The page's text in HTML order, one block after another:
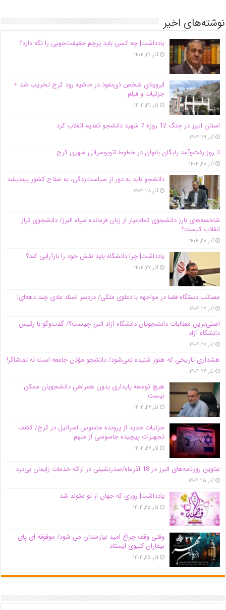
نوشته‌های اخیر
یادداشت| ‌چه کسی باید پرچم حقیقت‌جویی را نگه دارد؟
آذر ۲۹, ۱۴۰۴
اَبَر‌ویلای شخص ذی‌نفوذ در حاشیه‌ رود کرج تخریب شد +
جزئیات و فیلم
آذر ۲۹, ۱۴۰۴
استان البرز در جنگ 12 روزه 7 شهید دانشجو تقدیم انقلاب کرد
آذر ۲۹, ۱۴۰۴
3 روز رفت‌وآمد رایگان بانوان در خطوط اتوبوسرانی شهری کرج
آذر ۲۸, ۱۴۰۴
دانشجو باید به دور از سیاست‌زدگی، به صلاح کشور بیندیشد
آذر ۲۸, ۱۴۰۴
شاخصه‌های بارز دانشجوی تمام‌عیار از زبان فرمانده سپاه البرز/ دانشجوی تراز
انقلاب کیست؟
آذر ۲۸, ۱۴۰۴
یادداشت| چرا دانشگاه باید نقش خود را بازآرایی کند؟
آذر ۲۷, ۱۴۰۴
مصائب دستگاه قضا در مواجهه با دعاوی ملکی/ دردسر اسناد عادی چند‌ دهه‌ای!
آذر ۲۷, ۱۴۰۴
اصلی‌ترین مطالبات دانشجویان دانشگاه آزاد البرز چیست؟/ گفت‌وگو با رئیس
دانشگاه آز‌اد
آذر ۲۷, ۱۴۰۴
هشداری تاریخی که هنوز شنیده نمی‌شود/ دانشجو مؤذن جامعه است نه تماشاگر!
آذر ۲۶, ۱۴۰۴
هیچ توسعه پایداری بدون همراهی دانشجویان ممکن
نیست
آذر ۲۶, ۱۴۰۴
جزئیات جدید از پرونده جاسوس اسرائیل در کرج/‌ کشف
تجهیزات پیچیده جاسوسی از متهم
آذر ۲۶, ۱۴۰۴
عناوین روزنامه‌های البرز در ‌18 آذرماه/صدرنشینی در ارائه خدمات زایمان بی‌درد
آذر ۲۵, ۱۴۰۴
یادداشت| روزی که جهان از نو متولد شد
آذر ۲۵, ۱۴۰۴
وقتی وقف چراغ امید نیازمندان می شود/ موقوفه ای پای
بیماران کلیوی ایستاد
آذر ۲۵, ۱۴۰۴